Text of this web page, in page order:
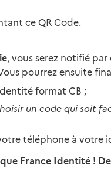
ce QR Code.
, vous serez notifié
pourrez ensuite
format CB ;
un code qui soit
téléphone à votre
France Identité !